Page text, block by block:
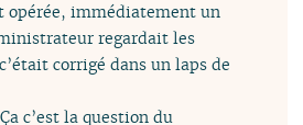
opérée, immédiatement un
regardait les
corrigé dans un laps de
Ça c’est la question du